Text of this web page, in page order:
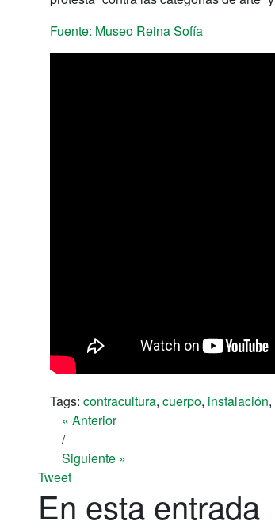
Fuente: Museo Reina Sofía
Tags: contracultura, cuerpo, instalación,
« Anterior
/
Siguiente »
Tweet
En esta entrada